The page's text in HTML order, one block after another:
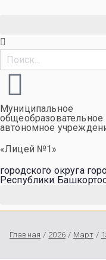
Муниципальное
общеобразовательное
автономное
«Лицей №1»
городского округа
Республики
Главная 2026 Март